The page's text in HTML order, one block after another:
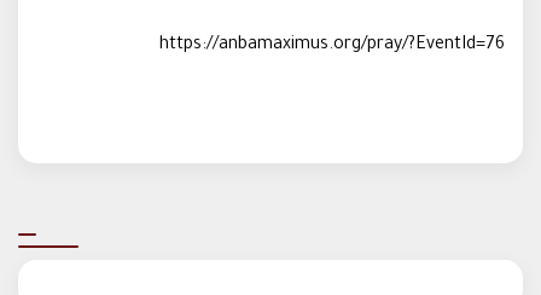
https://anbamaximus.org/pray/?EventId=76